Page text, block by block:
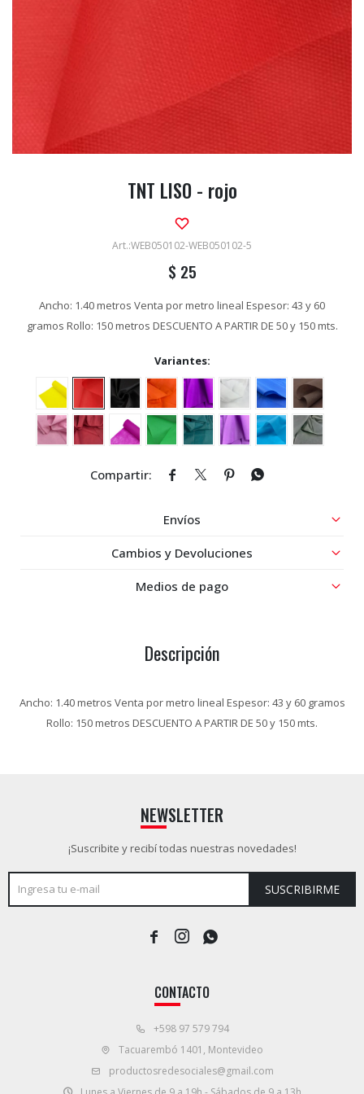
TNT LISO - rojo
WEB050102-WEB050102-5
$ 25
Ancho: 1.40 metros Venta por metro lineal Espesor: 43 y 60
gramos Rollo: 150 metros DESCUENTO A PARTIR DE 50 y 150 mts.
Variantes:
   
Envíos
Cambios y Devoluciones
Medios de pago
Descripción
Ancho: 1.40 metros Venta por metro lineal Espesor: 43 y 60 gramos
Rollo: 150 metros DESCUENTO A PARTIR DE 50 y 150 mts.
CONTACTO
+598 97 579 794
Tacuarembó 1401, Montevideo
productosredesociales@gmail.com
NEWSLETTER
¡Suscribite y recibí todas nuestras novedades!
SUSCRIBIRME
  